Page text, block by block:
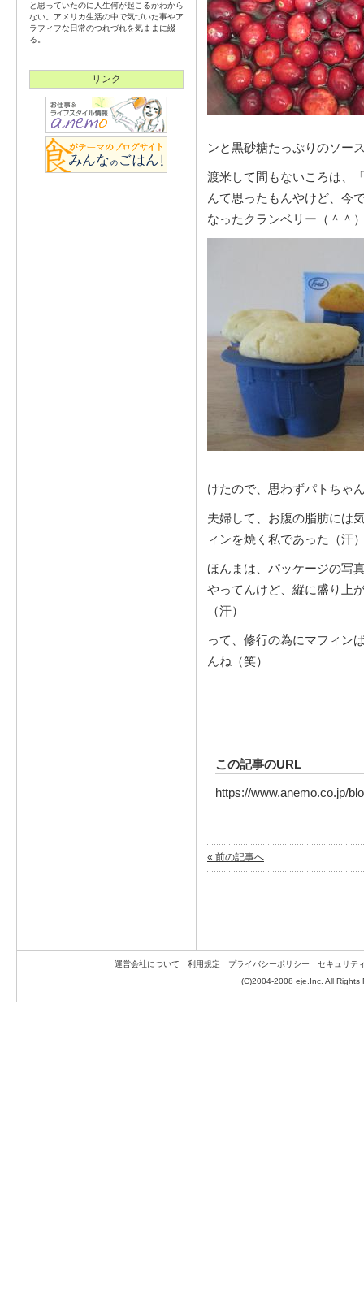
ンと黒砂糖たっぷりのソー
渡米して間もないころは、
んて思ったもんやけど、今
なったクランベリー（＾＾
けたので、思わずパトちゃ
夫婦して、お腹の脂肪には
ィンを焼く私であった（汗
ほんまは、パッケージの写
やってんけど、縦に盛り上
（汗）
って、修行の為にマフィン
んね（笑）
この記事のURL
https://www.anemo.co.jp/
« 前の記事へ
と思っていたのに人生何が起こるかわから
ない。アメリカ生活の中で気づいた事やア
ラフィフな日常のつれづれを気ままに綴
る。
リンク
運営会社について 利用規定 プライバシーポリシー
セキュリテ
(C)2004-2008 eje.Inc. All Rights